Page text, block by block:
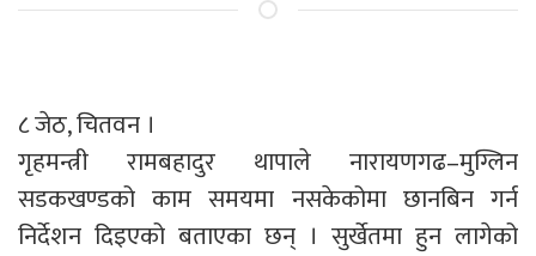
८ जेठ, चितवन ।
गृहमन्त्री रामबहादुर थापाले नारायणगढ–मुग्लिन
सडकखण्डको काम समयमा नसकेकोमा छानबिन गर्न
निर्देशन दिइएको बताएका छन् । सुर्खेतमा हुन लागेको